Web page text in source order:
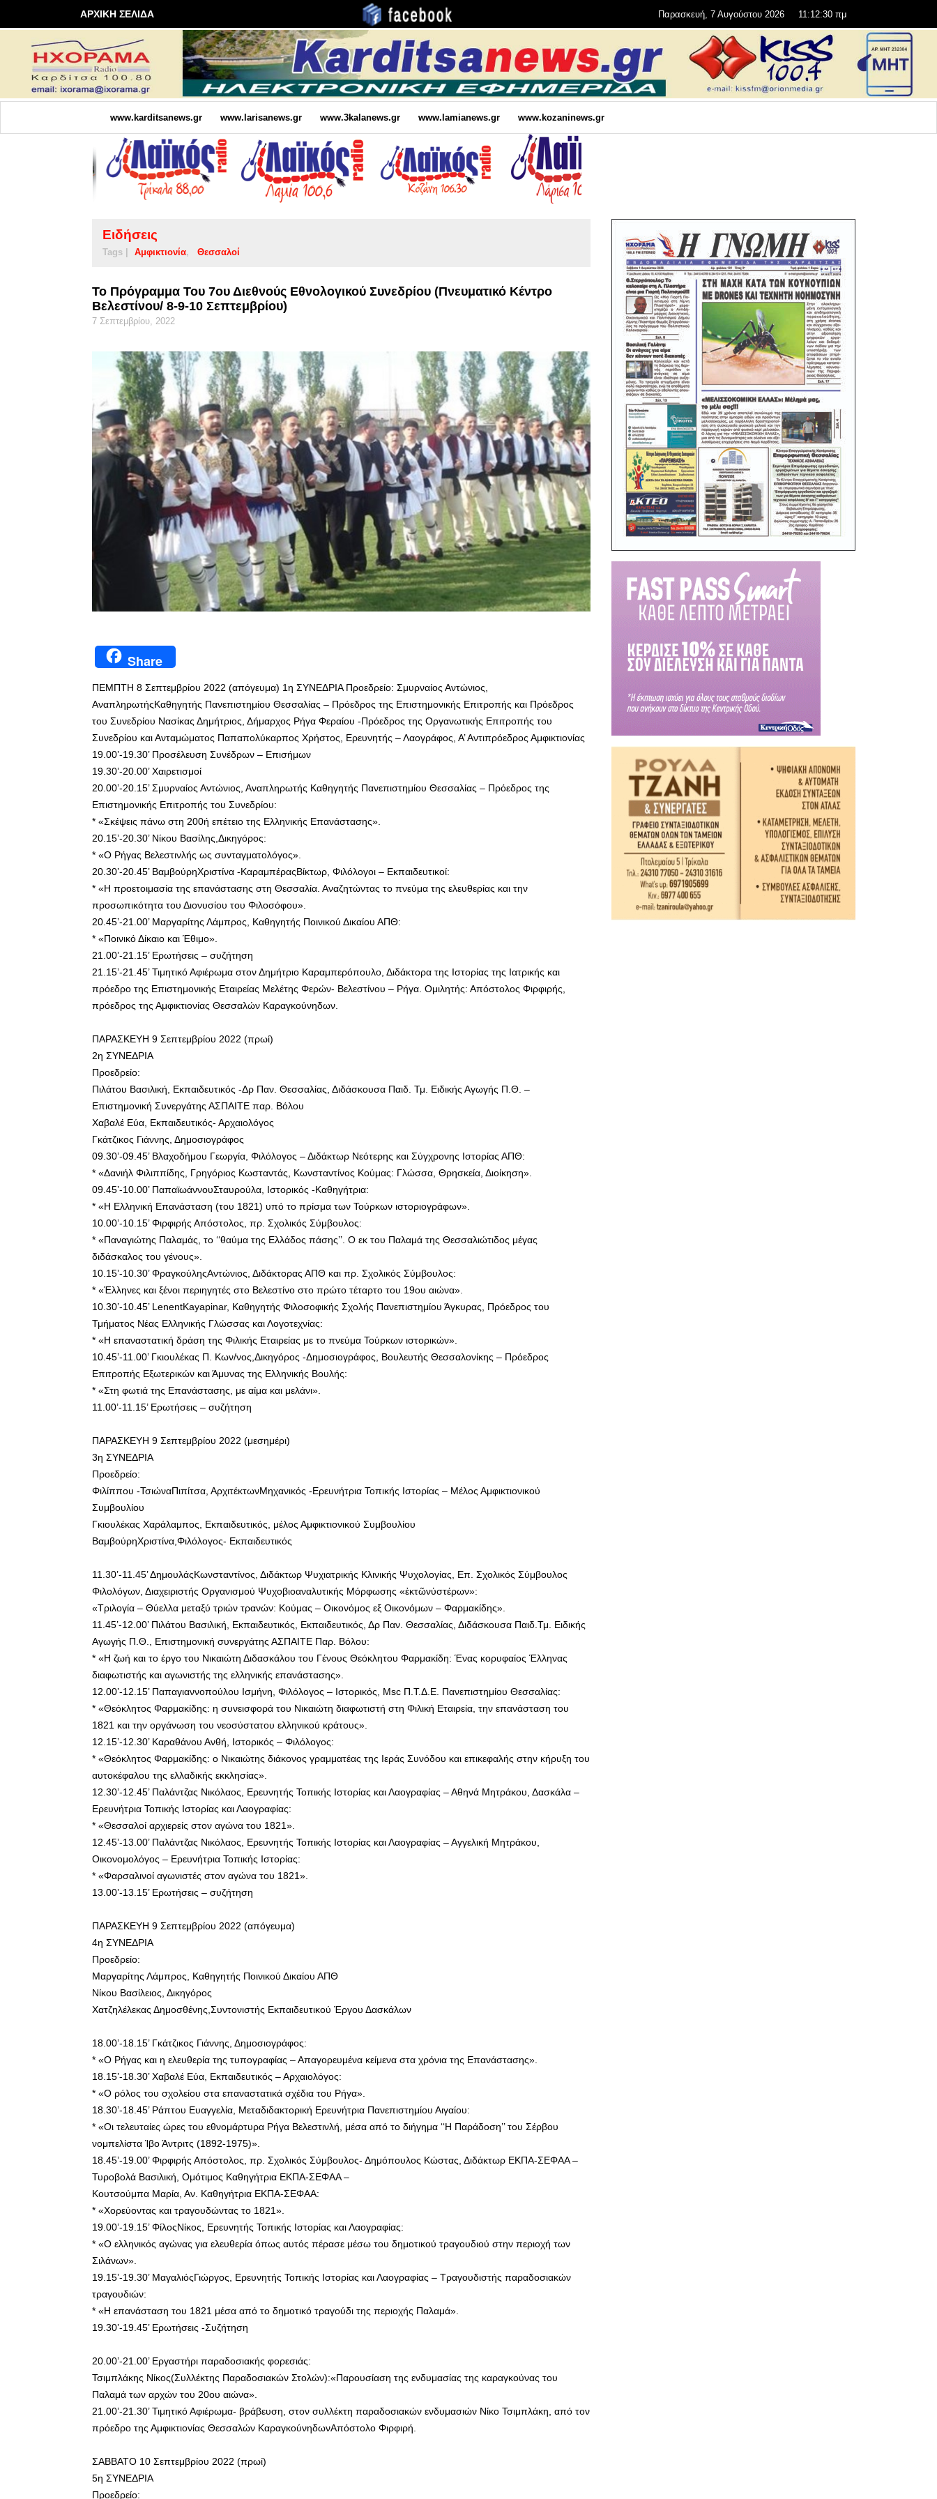
ΑΡΧΙΚΗ ΣΕΛΙΔΑ Παρασκευή, 7 Αυγούστου 2026 11:12:31 πμ
www.karditsanews.gr www.larisanews.gr www.3kalanews.gr www.lamianews.gr www.kozaninews.gr
Ειδήσεις
Tags | Αμφικτιονία Θεσσαλοί
Το Πρόγραμμα Του 7ου Διεθνούς Εθνολογικού Συνεδρίου (Πνευματικό Κέντρο
Βελεστίνου/ 8-9-10 Σεπτεμβρίου)
7 Σεπτεμβρίου, 2022
Share
ΠΕΜΠΤΗ 8 Σεπτεμβρίου 2022 (απόγευμα) 1η ΣΥΝΕΔΡΙΑ Προεδρείο: Σμυρναίος Αντώνιος,
ΑναπληρωτήςΚαθηγητής Πανεπιστημίου Θεσσαλίας – Πρόεδρος της Επιστημονικής Επιτροπής και Πρόεδρος
του Συνεδρίου Νασίκας Δημήτριος, Δήμαρχος Ρήγα Φεραίου -Πρόεδρος της Οργανωτικής Επιτροπής του
Συνεδρίου και Ανταμώματος Παπαπολύκαρπος Χρήστος, Ερευνητής – Λαογράφος, Α’ Αντιπρόεδρος Αμφικτιονίας
19.00’-19.30’ Προσέλευση Συνέδρων – Επισήμων
19.30’-20.00’ Χαιρετισμοί
20.00’-20.15’ Σμυρναίος Αντώνιος, Αναπληρωτής Καθηγητής Πανεπιστημίου Θεσσαλίας – Πρόεδρος της
Επιστημονικής Επιτροπής του Συνεδρίου:
* «Σκέψεις πάνω στη 200ή επέτειο της Ελληνικής Επανάστασης».
20.15’-20.30’ Νίκου Βασίλης,Δικηγόρος:
* «Ο Ρήγας Βελεστινλής ως συνταγματολόγος».
20.30’-20.45’ ΒαμβούρηΧριστίνα -ΚαραμπέραςΒίκτωρ, Φιλόλογοι – Εκπαιδευτικοί:
* «Η προετοιμασία της επανάστασης στη Θεσσαλία. Αναζητώντας το πνεύμα της ελευθερίας και την
προσωπικότητα του Διονυσίου του Φιλοσόφου».
20.45’-21.00’ Μαργαρίτης Λάμπρος, Καθηγητής Ποινικού Δικαίου ΑΠΘ:
* «Ποινικό Δίκαιο και Έθιμο».
21.00’-21.15’ Ερωτήσεις – συζήτηση
21.15’-21.45’ Τιμητικό Αφιέρωμα στον Δημήτριο Καραμπερόπουλο, Διδάκτορα της Ιστορίας της Ιατρικής και
πρόεδρο της Επιστημονικής Εταιρείας Μελέτης Φερών- Βελεστίνου – Ρήγα. Ομιλητής: Απόστολος Φιρφιρής,
πρόεδρος της Αμφικτιονίας Θεσσαλών Καραγκούνηδων.
ΠΑΡΑΣΚΕΥΗ 9 Σεπτεμβρίου 2022 (πρωί)
2η ΣΥΝΕΔΡΙΑ
Προεδρείο:
Πιλάτου Βασιλική, Εκπαιδευτικός -Δρ Παν. Θεσσαλίας, Διδάσκουσα Παιδ. Τμ. Ειδικής Αγωγής Π.Θ. –
Επιστημονική Συνεργάτης ΑΣΠΑΙΤΕ παρ. Βόλου
Χαβαλέ Εύα, Εκπαιδευτικός- Αρχαιολόγος
Γκάτζικος Γιάννης, Δημοσιογράφος
09.30’-09.45’ Βλαχοδήμου Γεωργία, Φιλόλογος – Διδάκτωρ Νεότερης και Σύγχρονης Ιστορίας ΑΠΘ:
* «Δανιήλ Φιλιππίδης, Γρηγόριος Κωσταντάς, Κωνσταντίνος Κούμας: Γλώσσα, Θρησκεία, Διοίκηση».
09.45’-10.00’ ΠαπαϊωάννουΣταυρούλα, Ιστορικός -Καθηγήτρια:
* «Η Ελληνική Επανάσταση (του 1821) υπό το πρίσμα των Τούρκων ιστοριογράφων».
10.00’-10.15’ Φιρφιρής Απόστολος, πρ. Σχολικός Σύμβουλος:
* «Παναγιώτης Παλαμάς, το ‘‘θαύμα της Ελλάδος πάσης’’. Ο εκ του Παλαμά της Θεσσαλιώτιδος μέγας
διδάσκαλος του γένους».
10.15’-10.30’ ΦραγκούληςΑντώνιος, Διδάκτορας ΑΠΘ και πρ. Σχολικός Σύμβουλος:
* «Έλληνες και ξένοι περιηγητές στο Βελεστίνο στο πρώτο τέταρτο του 19ου αιώνα».
10.30’-10.45’ LenentKayapinar, Καθηγητής Φιλοσοφικής Σχολής Πανεπιστημίου Άγκυρας, Πρόεδρος του
Τμήματος Νέας Ελληνικής Γλώσσας και Λογοτεχνίας:
* «H επαναστατική δράση της Φιλικής Εταιρείας με το πνεύμα Τούρκων ιστορικών».
10.45’-11.00’ Γκιουλέκας Π. Κων/νος,Δικηγόρος -Δημοσιογράφος, Βουλευτής Θεσσαλονίκης – Πρόεδρος
Επιτροπής Εξωτερικών και Άμυνας της Ελληνικής Βουλής:
* «Στη φωτιά της Επανάστασης, με αίμα και μελάνι».
11.00’-11.15’ Ερωτήσεις – συζήτηση
ΠΑΡΑΣΚΕΥΗ 9 Σεπτεμβρίου 2022 (μεσημέρι)
3η ΣΥΝΕΔΡΙΑ
Προεδρείο:
Φιλίππου -ΤσιώναΠιπίτσα, ΑρχιτέκτωνΜηχανικός -Ερευνήτρια Τοπικής Ιστορίας – Μέλος Αμφικτιονικού
Συμβουλίου
Γκιουλέκας Χαράλαμπος, Εκπαιδευτικός, μέλος Αμφικτιονικού Συμβουλίου
ΒαμβούρηΧριστίνα,Φιλόλογος- Εκπαιδευτικός
11.30’-11.45’ ΔημουλάςΚωνσταντίνος, Διδάκτωρ Ψυχιατρικής Κλινικής Ψυχολογίας, Επ. Σχολικός Σύμβουλος
Φιλολόγων, Διαχειριστής Οργανισμού Ψυχοβιοαναλυτικής Μόρφωσης «ἐκτῶνὑστέρων»:
«Τριλογία – Θύελλα μεταξύ τριών τρανών: Κούμας – Οικονόμος εξ Οικονόμων – Φαρμακίδης».
11.45’-12.00’ Πιλάτου Βασιλική, Εκπαιδευτικός, Εκπαιδευτικός, Δρ Παν. Θεσσαλίας, Διδάσκουσα Παιδ.Τμ. Ειδικής
Αγωγής Π.Θ., Επιστημονική συνεργάτης ΑΣΠΑΙΤΕ Παρ. Βόλου:
* «Η ζωή και το έργο του Νικαιώτη Διδασκάλου του Γένους Θεόκλητου Φαρμακίδη: Ένας κορυφαίος Έλληνας
διαφωτιστής και αγωνιστής της ελληνικής επανάστασης».
12.00’-12.15’ Παπαγιαννοπούλου Ισμήνη, Φιλόλογος – Ιστορικός, Μsc Π.Τ.Δ.Ε. Πανεπιστημίου Θεσσαλίας:
* «Θεόκλητος Φαρμακίδης: η συνεισφορά του Νικαιώτη διαφωτιστή στη Φιλική Εταιρεία, την επανάσταση του
1821 και την οργάνωση του νεοσύστατου ελληνικού κράτους».
12.15’-12.30’ Καραθάνου Ανθή, Ιστορικός – Φιλόλογος:
* «Θεόκλητος Φαρμακίδης: ο Νικαιώτης διάκονος γραμματέας της Ιεράς Συνόδου και επικεφαλής στην κήρυξη του
αυτοκέφαλου της ελλαδικής εκκλησίας».
12.30’-12.45’ Παλάντζας Νικόλαος, Ερευνητής Τοπικής Ιστορίας και Λαογραφίας – Αθηνά Μητράκου, Δασκάλα –
Ερευνήτρια Τοπικής Ιστορίας και Λαογραφίας:
* «Θεσσαλοί αρχιερείς στον αγώνα του 1821».
12.45’-13.00’ Παλάντζας Νικόλαος, Ερευνητής Τοπικής Ιστορίας και Λαογραφίας – Αγγελική Μητράκου,
Οικονομολόγος – Ερευνήτρια Τοπικής Ιστορίας:
* «Φαρσαλινοί αγωνιστές στον αγώνα του 1821».
13.00’-13.15’ Ερωτήσεις – συζήτηση
ΠΑΡΑΣΚΕΥΗ 9 Σεπτεμβρίου 2022 (απόγευμα)
4η ΣΥΝΕΔΡΙΑ
Προεδρείο:
Μαργαρίτης Λάμπρος, Καθηγητής Ποινικού Δικαίου ΑΠΘ
Νίκου Βασίλειος, Δικηγόρος
Χατζηλέλεκας Δημοσθένης,Συντονιστής Εκπαιδευτικού Έργου Δασκάλων
18.00’-18.15’ Γκάτζικος Γιάννης, Δημοσιογράφος:
* «Ο Ρήγας και η ελευθερία της τυπογραφίας – Απαγορευμένα κείμενα στα χρόνια της Επανάστασης».
18.15’-18.30’ Χαβαλέ Εύα, Εκπαιδευτικός – Αρχαιολόγος:
* «Ο ρόλος του σχολείου στα επαναστατικά σχέδια του Ρήγα».
18.30’-18.45’ Ράπτου Ευαγγελία, Μεταδιδακτορική Ερευνήτρια Πανεπιστημίου Αιγαίου:
* «Οι τελευταίες ώρες του εθνομάρτυρα Ρήγα Βελεστινλή, μέσα από το διήγημα ‘‘Η Παράδοση’’ του Σέρβου
νομπελίστα Ίβο Άντριτς (1892-1975)».
18.45’-19.00’ Φιρφιρής Απόστολος, πρ. Σχολικός Σύμβουλος- Δημόπουλος Κώστας, Διδάκτωρ ΕΚΠΑ-ΣΕΦΑΑ –
Τυροβολά Βασιλική, Ομότιμος Καθηγήτρια ΕΚΠΑ-ΣΕΦΑΑ –
Κουτσούμπα Μαρία, Αν. Καθηγήτρια ΕΚΠΑ-ΣΕΦΑΑ:
* «Χορεύοντας και τραγουδώντας το 1821».
19.00’-19.15’ ΦίλοςΝίκος, Ερευνητής Τοπικής Ιστορίας και Λαογραφίας:
* «Ο ελληνικός αγώνας για ελευθερία όπως αυτός πέρασε μέσω του δημοτικού τραγουδιού στην περιοχή των
Σιλάνων».
19.15’-19.30’ ΜαγαλιόςΓιώργος, Ερευνητής Τοπικής Ιστορίας και Λαογραφίας – Τραγουδιστής παραδοσιακών
τραγουδιών:
* «Η επανάσταση του 1821 μέσα από το δημοτικό τραγούδι της περιοχής Παλαμά».
19.30’-19.45’ Ερωτήσεις -Συζήτηση
20.00’-21.00’ Εργαστήρι παραδοσιακής φορεσιάς:
Τσιμπλάκης Νίκος(Συλλέκτης Παραδοσιακών Στολών):«Παρουσίαση της ενδυμασίας της καραγκούνας του
Παλαμά των αρχών του 20ου αιώνα».
21.00’-21.30’ Τιμητικό Αφιέρωμα- βράβευση, στον συλλέκτη παραδοσιακών ενδυμασιών Νίκο Τσιμπλάκη, από τον
πρόεδρο της Αμφικτιονίας Θεσσαλών ΚαραγκούνηδωνΑπόστολο Φιρφιρή.
ΣΑΒΒΑΤΟ 10 Σεπτεμβρίου 2022 (πρωί)
5η ΣΥΝΕΔΡΙΑ
Προεδρείο: